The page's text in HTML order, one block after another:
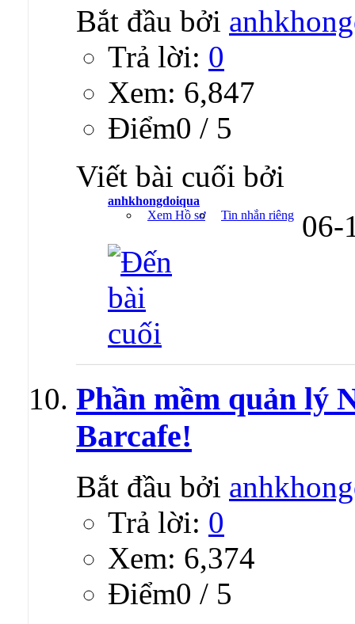
Bắt đầu bởi
Trả lời: 0
Xem: 6,847
Ðiểm0 / 5
Viết bài cuối bởi
anhkhongdoiqua
Xem Hồ sơ
Tin nhắn riêng 06-
Phần mềm quản lý
Barcafe!
Bắt đầu bởi
Trả lời: 0
Xem: 6,374
Ðiểm0 / 5